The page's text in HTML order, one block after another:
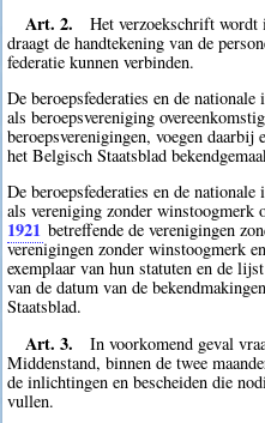
Art. 2.
Het verzoekschrift wordt
draagt de handtekening van de
federatie kunnen verbinden.
De beroepsfederaties en de
als beroepsvereniging
beroepsverenigingen, voegen
het Belgisch Staatsblad
De beroepsfederaties en de
als vereniging zonder winstoogmerk
1921 betreffende de verenigingen
verenigingen zonder winstoogmerk
exemplaar van hun statuten en de
van de datum van de
Staatsblad.
Art. 3.
In voorkomend geval
Middenstand, binnen de twee
de inlichtingen en bescheiden die
vullen.